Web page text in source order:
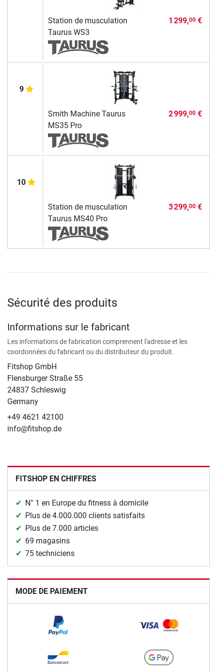
Station de musculation
Taurus WS3
1 299,00€
9
Smith Machine Taurus
MS35 Pro
2 999,00€
10
Station de musculation
Taurus MS40 Pro
3 299,00€
Sécurité des produits
Informations sur le fabricant
Les informations de fabrication comprennent l'adresse et les
coordonnées du fabricant ou du distributeur du produit.
Fitshop GmbH
Flensburger Straße 55
24837 Schleswig
Germany
+49 4621 42100
info@fitshop.de
FITSHOP EN CHIFFRES
N° 1 en Europe du fitness à domicile
Plus de 4.000.000 clients satisfaits
Plus de 7.000 articles
69 magasins
75 techniciens
MODE DE PAIEMENT